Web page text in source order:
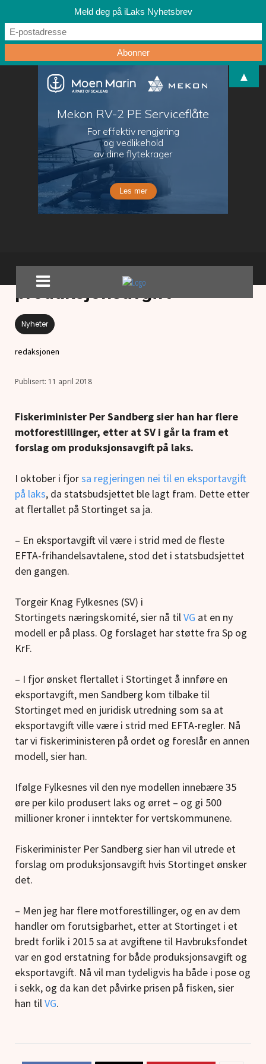
SV ønsker omkamp om
produksjonsavgift
Nyheter
redaksjonen
11 april 2018
Fiskeriminister Per Sandberg sier han har flere
motforestillinger, etter at SV i går la fram et
forslag om produksjonsavgift på laks.
I oktober i fjorsa regjeringen nei til en eksportavgift
på laks, da statsbudsjettet ble lagt fram. Dette etter
at flertallet på Stortinget sa ja.
– En eksportavgift vil være i strid med de fleste
EFTA-frihandelsavtalene, stod det i statsbudsjettet
den gangen.
Torgeir Knag Fylkesnes (SV) i
Stortingets næringskomité, sier nå tilVG at en ny
modell er på plass. Og forslaget har støtte fra Sp og
KrF.
– I fjor ønsket flertallet i Stortinget å innføre en
eksportavgift, men Sandberg kom tilbake til
Stortinget med en juridisk utredning som sa at
eksportavgift ville være i strid med EFTA-regler. Nå
tar vi fiskeriministeren på ordet og foreslår en annen
modell, sier han.
Ifølge Fylkesnes vil den nye modellen innebære 35
øre per kilo produsert laks og ørret – og gi 500
millioner kroner i inntekter for vertskommunene.
Fiskeriminister Per Sandberg sier han vil utrede et
forslag om produksjonsavgift hvis Stortinget ønsker
det.
– Men jeg har flere motforestillinger, og en av dem
handler om forutsigbarhet, etter at Stortinget i et
bredt forlik i 2015 sa at avgiftene til Havbruksfondet
var en god erstatning for både produksjonsavgift og
eksportavgift. Nå vil man tydeligvis ha både i pose og
i sekk, og da kan det påvirke prisen på fisken, sier
han tilVG.
Meld deg på iLaks Nyhetsbrev
▲